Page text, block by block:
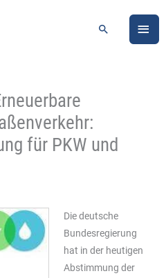
Suchen
für PKW und
Die deutsche
Bundesregierung
hat in der heutigen
Abstimmung der